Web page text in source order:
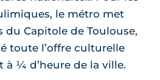
le métro met
du Capitole de Toulouse,
toute l’offre culturelle
à ¼ d’heure de la ville.